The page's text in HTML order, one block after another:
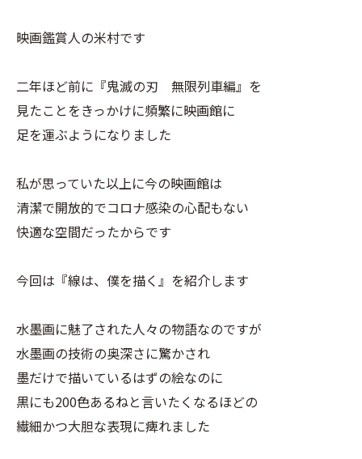
映画鑑賞人の米村です
二年ほど前に『鬼滅の刃 無限列車編』を
見たことをきっかけに頻繁に映画館に
足を運ぶようになりました
私が思っていた以上に今の映画館は
清潔で開放的でコロナ感染の心配もない
快適な空間だったからです
今回は『線は、僕を描く』を紹介します
水墨画に魅了された人々の物語なのですが
水墨画の技術の奥深さに驚かされ
墨だけで描いているはずの絵なのに
黒にも200色あるねと言いたくなるほどの
繊細かつ大胆な表現に痺れました